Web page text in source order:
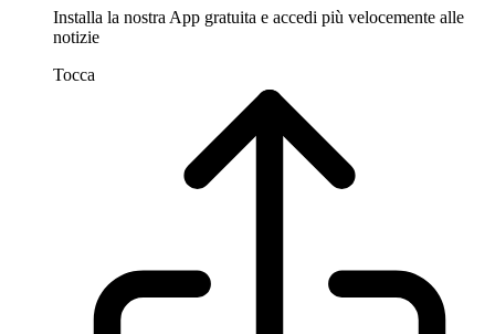
Installa la nostra App gratuita e accedi più velocemente alle
notizie
Tocca